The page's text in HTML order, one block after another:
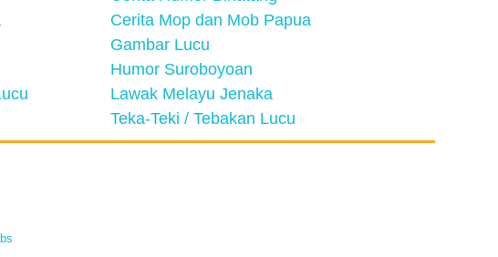
Cerita Mop dan Mob Papua
Gambar Lucu
Humor Suroboyoan
Lawak Melayu Jenaka
Teka-Teki / Tebakan Lucu